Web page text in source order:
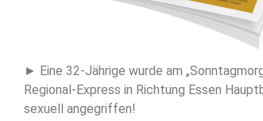
► Eine 32-Jährige wurde am
Regional-Express in Richtung Essen
sexuell angegriffen!